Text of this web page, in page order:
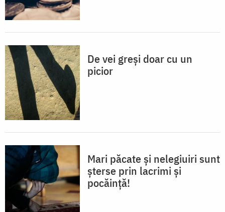
De vei greși doar cu un
picior
Mari păcate și nelegiuiri sunt
șterse prin lacrimi și
pocăință!